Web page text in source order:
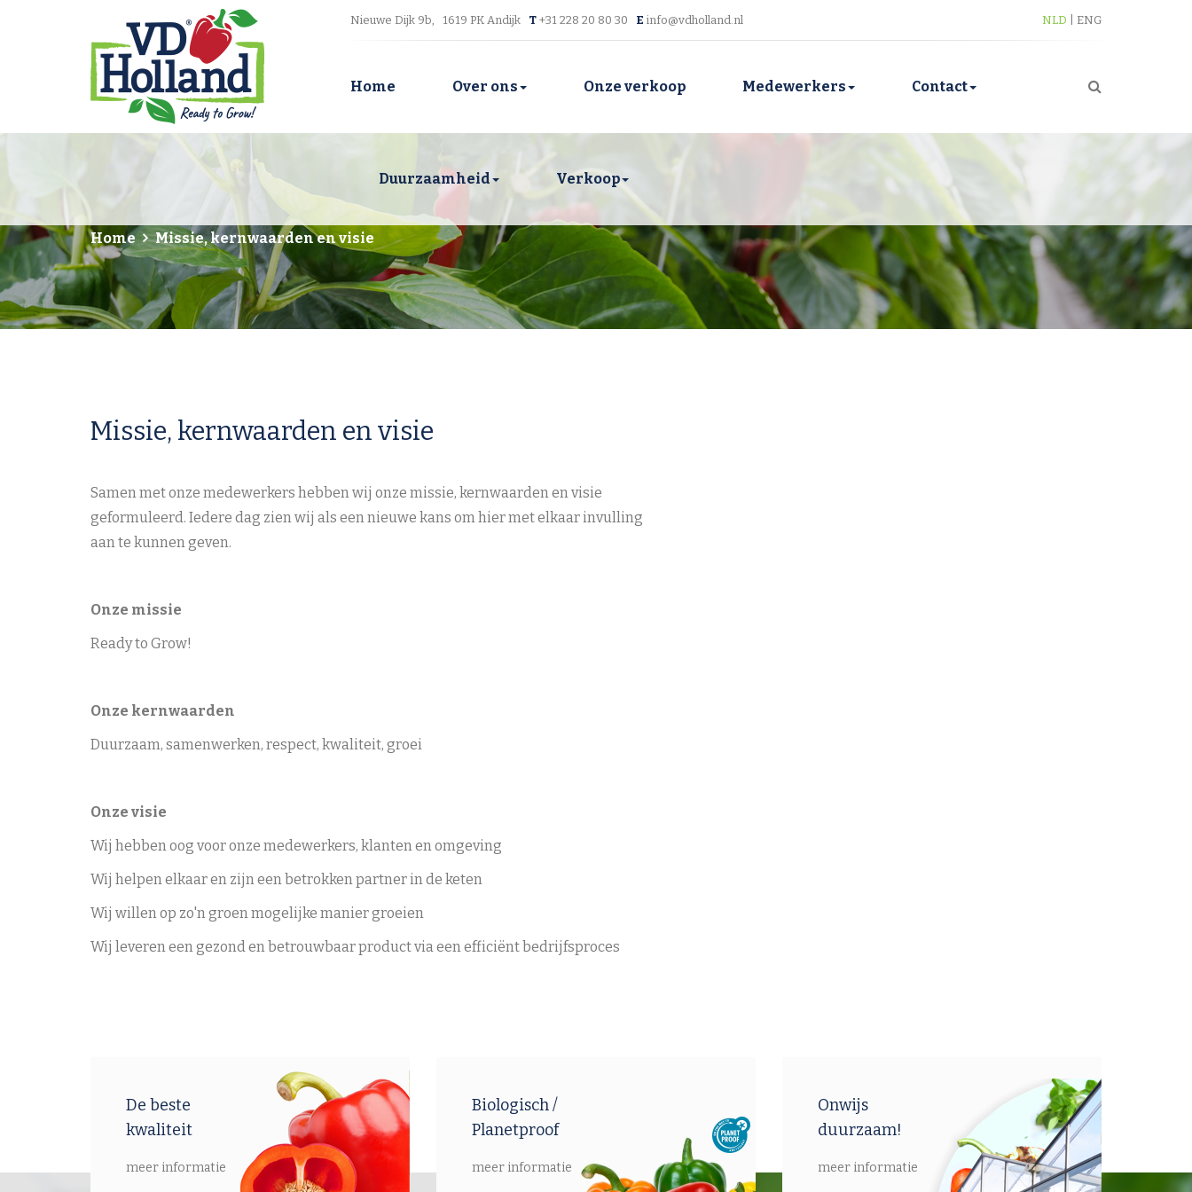
Nieuwe Dijk 9b, 1619 PK Andijk T+31 228 20 80 30 E info@vdholland.nl NLD ENG
Home Over ons Onze verkoop Medewerkers Contact
Duurzaamheid Verkoop
Home Missie, kernwaarden en visie
Missie, kernwaarden en visie
Samen met onze medewerkers hebben wij onze missie, kernwaarden en visie
geformuleerd. Iedere dag zien wij als een nieuwe kans om hier met elkaar invulling
aan te kunnen geven.
Onze missie
Ready to Grow!
Onze kernwaarden
Duurzaam, samenwerken, respect, kwaliteit, groei
Onze visie
Wij hebben oog voor onze medewerkers, klanten en omgeving
Wij helpen elkaar en zijn een betrokken partner in de keten
Wij willen op zo'n groen mogelijke manier groeien
Wij leveren een gezond en betrouwbaar product via een efficiënt bedrijfsproces
De beste
kwaliteit
meer informatie
Biologisch /
Planetproof
meer informatie
Onwijs
duurzaam!
meer informatie